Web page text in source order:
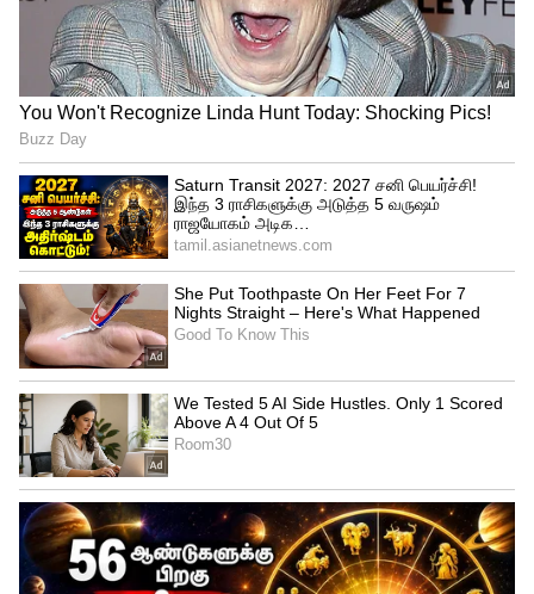
எனவே, எட்டாவது ஊதியக் குழுவிற்கான
கோரிக்கைகள் எழுந்துள்ளன.
4
10